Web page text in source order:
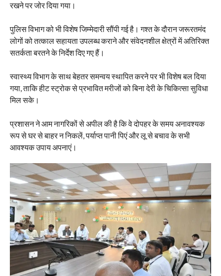
रखने पर जोर दिया गया।
पुलिस विभाग को भी विशेष जिम्मेदारी सौंपी गई है। गश्त के दौरान जरूरतमंद
लोगों को तत्काल सहायता उपलब्ध कराने और संवेदनशील क्षेत्रों में अतिरिक्त
सतर्कता बरतने के निर्देश दिए गए हैं।
स्वास्थ्य विभाग के साथ बेहतर समन्वय स्थापित करने पर भी विशेष बल दिया
गया, ताकि हीट स्ट्रोक से प्रभावित मरीजों को बिना देरी के चिकित्सा सुविधा
मिल सके।
प्रशासन ने आम नागरिकों से अपील की है कि वे दोपहर के समय अनावश्यक
रूप से घर से बाहर न निकलें, पर्याप्त पानी पिएं और लू से बचाव के सभी
आवश्यक उपाय अपनाएं।